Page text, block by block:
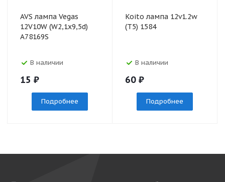
AVS лампа Vegas
12V10W (W2,1х9,5d)
A78169S
В наличии
15 ₽
Подробнее
Koito лампа 12v1.2w
(T5) 1584
В наличии
60 ₽
Подробнее